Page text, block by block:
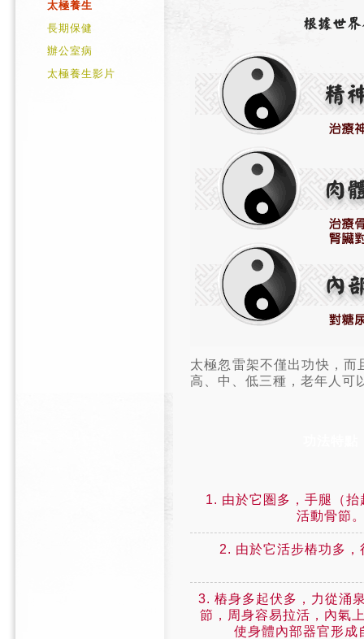
太極養生
長期保健
辦公室病
太極養生影片
太極忽雷架不僅出功快，
高、中、低三種，老年人可
1. 由於它圏多，手腿（
活動骨節
2. 由於它活步樁功多，
3. 樁身多起伏多，力從涌
節，周身容易拉活，內氣
使身體內部器官形成